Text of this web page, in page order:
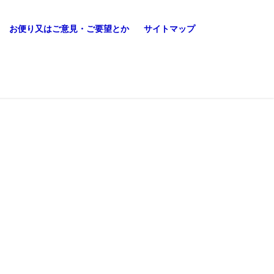
お便り又はご意見・ご要望とか サイトマップ